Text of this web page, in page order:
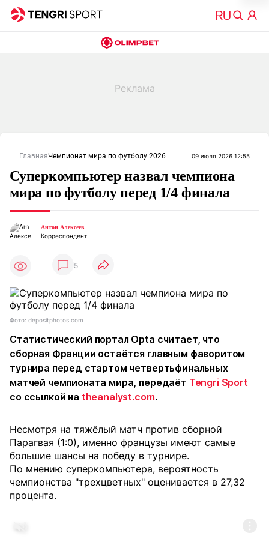
ГлавнаяЧемпионат мира по футболу 2026 09 июля 2026 12:55
Суперкомпьютер назвал чемпиона
мира по футболу перед 1/4 финала
Антон Алексеев
Корреспондент
5
Фото: depositphotos.com
Статистический портал Opta считает, что
сборная Франции остаётся главным фаворитом
турнира перед стартом четвертьфинальных
матчей чемпионата мира, передаёт Tengri Sport
со ссылкой на theanalyst.com.
Несмотря на тяжёлый матч против сборной
Парагвая (1:0), именно французы имеют самые
большие шансы на победу в турнире.
По мнению суперкомпьютера, вероятность
чемпионства "трехцветных" оценивается в 27,32
процента.